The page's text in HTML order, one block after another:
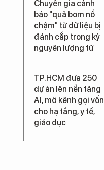
Chuyên gia cảnh
báo "quả bom nổ
chậm" từ dữ liệu bị
đánh cắp trong kỷ
nguyên lượng tử
TP.HCM đưa 250
dự án lên nền tảng
AI, mở kênh gọi vốn
cho hạ tầng, y tế,
giáo dục